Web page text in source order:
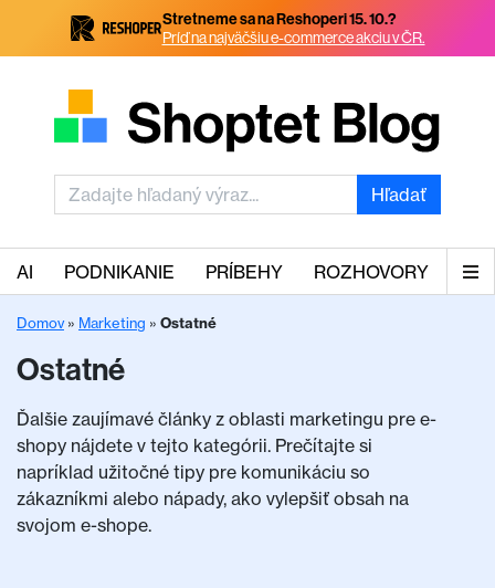
Stretneme sa na Reshoperi 15. 10.?
Príď na najväčšiu e-commerce akciu v ČR.
Hľadať
AI PODNIKANIE PRÍBEHY ROZHOVORY
Domov» Marketing » Ostatné
Ostatné
Ďalšie zaujímavé články z oblasti marketingu pre e-
shopy nájdete v tejto kategórii. Prečítajte si
napríklad užitočné tipy pre komunikáciu so
zákazníkmi alebo nápady, ako vylepšiť obsah na
svojom e-shope.